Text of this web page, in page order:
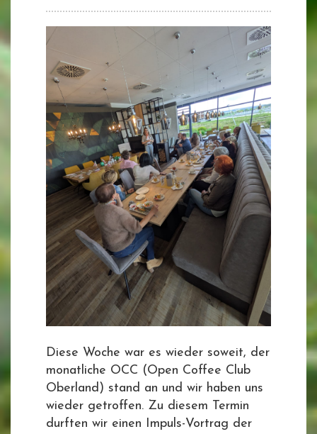
Diese Woche war es wieder soweit, der
monatliche OCC (Open Coffee Club
Oberland) stand an und wir haben uns
wieder getroffen. Zu diesem Termin
durften wir einen Impuls-Vortrag der